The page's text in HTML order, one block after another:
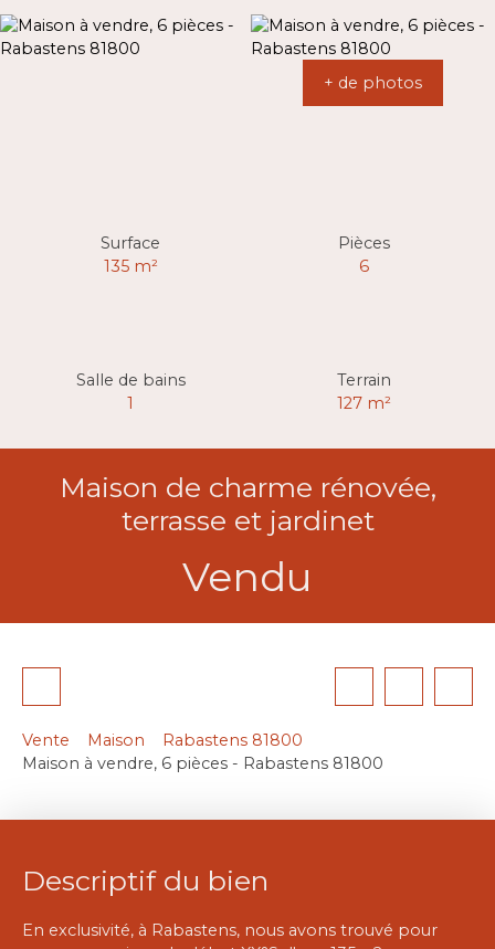
+ de photos
Surface
135 m²
Pièces
6
Salle de bains
1
Terrain
127 m²
Maison de charme rénovée,
terrasse et jardinet
Vendu
Vente Maison
Rabastens 81800
Maison à vendre, 6 pièces - Rabastens 81800
Descriptif du bien
En exclusivité, à Rabastens, nous avons trouvé pour